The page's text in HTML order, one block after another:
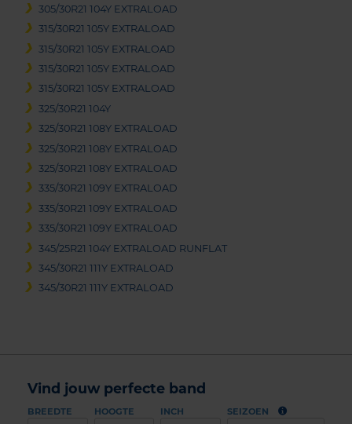
305/30R21 104Y EXTRALOAD
315/30R21 105Y EXTRALOAD
315/30R21 105Y EXTRALOAD
315/30R21 105Y EXTRALOAD
315/30R21 105Y EXTRALOAD
325/30R21 104Y
325/30R21 108Y EXTRALOAD
325/30R21 108Y EXTRALOAD
325/30R21 108Y EXTRALOAD
335/30R21 109Y EXTRALOAD
335/30R21 109Y EXTRALOAD
335/30R21 109Y EXTRALOAD
345/25R21 104Y EXTRALOAD RUNFLAT
345/30R21 111Y EXTRALOAD
345/30R21 111Y EXTRALOAD
Vind jouw perfecte band
BREEDTE HOOGTE INCH SEIZOEN